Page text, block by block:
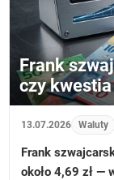
Frank
czy
13.07.2026 Waluty
Frank
około 4,69 zł —